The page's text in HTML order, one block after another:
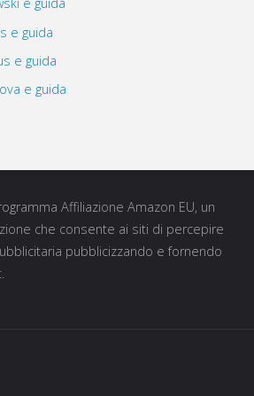
e guida
e guida
e guida
e guida
Affiliazione Amazon EU, un
che consente ai siti di percepire
pubblicizzando e fornendo